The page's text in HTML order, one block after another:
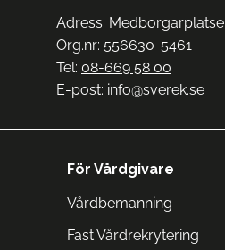
Adress:
Org.nr: 556630-5461
Tel: 08-669 58 00
E-post: info@sverek.se
För Vårdgivare
Vårdbemanning
Fast Vårdrekrytering